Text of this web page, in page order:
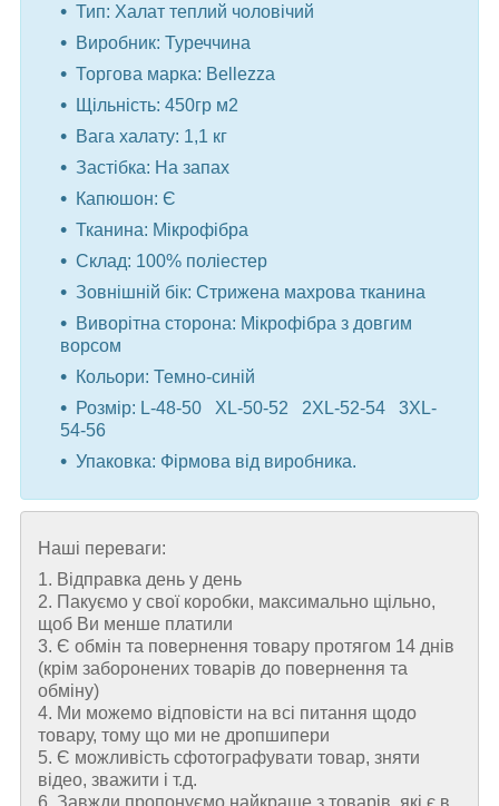
Тип: Халат теплий чоловічий
Виробник: Туреччина
Торгова марка: Bellezza
Щільність: 450гр м2
Вага халату: 1,1 кг
Застібка: На запах
Капюшон: Є
Тканина: Мікрофібра
Склад: 100% поліестер
Зовнішній бік: Стрижена махрова тканина
Виворітна сторона: Мікрофібра з довгим
ворсом
Кольори: Темно-синій
Розмір: L-48-50 XL-50-52 2XL-52-54 3XL-
54-56
Упаковка: Фірмова від виробника.
Наші переваги:
1. Відправка день у день
2. Пакуємо у свої коробки, максимально щільно,
щоб Ви менше платили
3. Є обмін та повернення товару протягом 14 днів
(крім заборонених товарів до повернення та
обміну)
4. Ми можемо відповісти на всі питання щодо
товару, тому що ми не дропшипери
5. Є можливість сфотографувати товар, зняти
відео, зважити і т.д.
6. Завжди пропонуємо найкраще з товарів, які є в